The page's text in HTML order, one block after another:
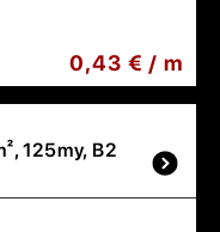
0,43 € / m
125my, B2